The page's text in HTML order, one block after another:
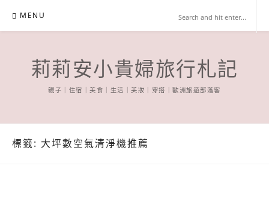
content
MENU
莉莉安小貴婦旅行札記
親子｜住宿｜美食｜生活｜美妝｜穿搭｜歐洲旅遊部落客
標籤: 大坪數空氣清淨機推薦